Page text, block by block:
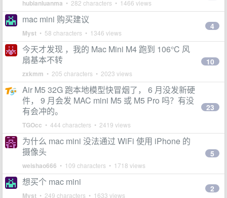
hubianluanma • 282 characters • 1466 views
mac mini 购买建议
Myst • 58 characters • 1346 views
4
今天才发现 ，我的 Mac Mini M4 跑到 106°C 风
扇基本不转
zxkmm • 205 characters • 2023 views
10
Air M5 32G 跑本地模型快冒烟了， 6 月没发新硬
件， 9 月会发 MAC mini M5 或 M5 Pro 吗？有没
有会冲的。
TGOcc • 444 characters • 2419 views
23
为什么 mac mini 没法通过 WiFi 使用 iPhone 的
摄像头
weishao666 • 109 characters • 1718 views
5
想买个 mac mini
Myst • 249 characters • 1633 views
2